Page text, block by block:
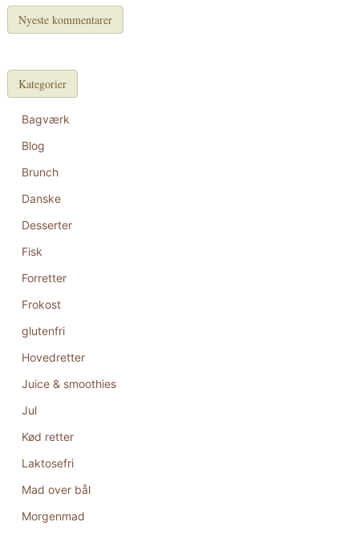
Nyeste kommentarer
Kategorier
Bagværk
Blog
Brunch
Danske
Desserter
Fisk
Forretter
Frokost
glutenfri
Hovedretter
Juice & smoothies
Jul
Kød retter
Laktosefri
Mad over bål
Morgenmad